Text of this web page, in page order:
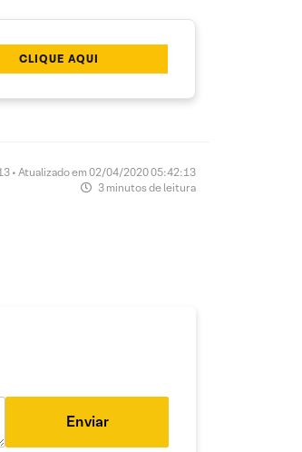
CLIQUE AQUI
• Atualizado em 02/04/2020 05:42:13
3 minutos de leitura
Enviar